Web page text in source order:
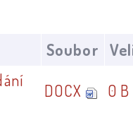
Soubor
DOCX 0 B